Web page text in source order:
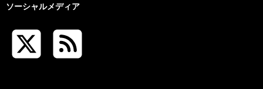
ソーシャルメディア